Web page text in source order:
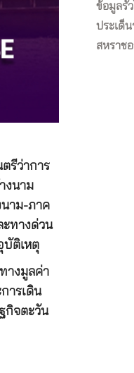
รีว่าการ
งนาม
นาม-ภาค
ะทางด่วน
บัติเหตุ
างมูลค่า
ารเดิน
กิจตะวัน
ข้อมูลรั่
ประเด็
สหราช